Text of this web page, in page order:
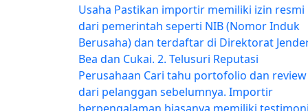
Usaha Pastikan importir memiliki izin resmi
dari pemerintah seperti NIB (Nomor Induk
Berusaha) dan terdaftar di Direktorat
Bea dan Cukai. 2. Telusuri Reputasi
Perusahaan Cari tahu portofolio dan review
dari pelanggan sebelumnya. Importir